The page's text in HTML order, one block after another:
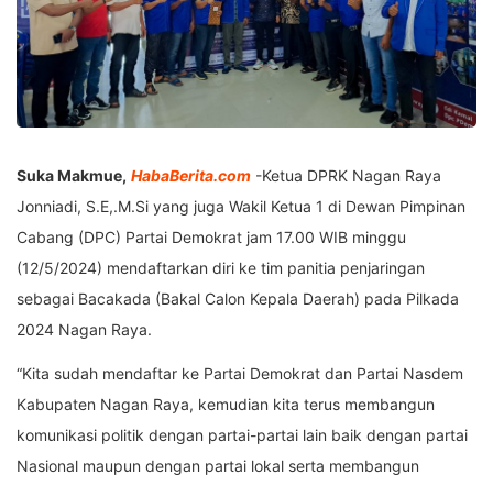
Suka Makmue, HabaBerita.com -Ketua DPRK Nagan Raya
Jonniadi, S.E,.M.Si yang juga Wakil Ketua 1 di Dewan Pimpinan
Cabang (DPC) Partai Demokrat jam 17.00 WIB minggu
(12/5/2024) mendaftarkan diri ke tim panitia penjaringan
sebagai Bacakada (Bakal Calon Kepala Daerah) pada Pilkada
2024 Nagan Raya.
“Kita sudah mendaftar ke Partai Demokrat dan Partai Nasdem
Kabupaten Nagan Raya, kemudian kita terus membangun
komunikasi politik dengan partai-partai lain baik dengan partai
Nasional maupun dengan partai lokal serta membangun